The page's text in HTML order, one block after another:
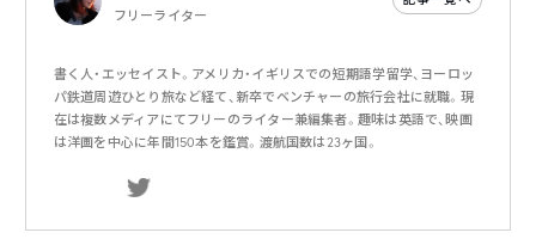
フリーライター
書く人・エッセイスト。アメリカ・イギリスでの短期語学留学、ヨーロッ
パ鉄道周遊ひとり旅など経て、新卒でベンチャーの旅行会社に就職。現
在は複数メディアにてフリーのライター兼編集者。趣味は英語で、映画
は洋画を中心に年間150本を鑑賞。渡航国数は23ヶ国。